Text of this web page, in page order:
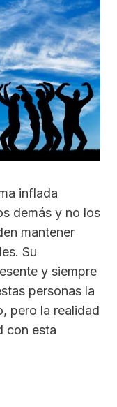
inflada
demás y no los
mantener
Su
y siempre
personas la
pero la realidad
con esta